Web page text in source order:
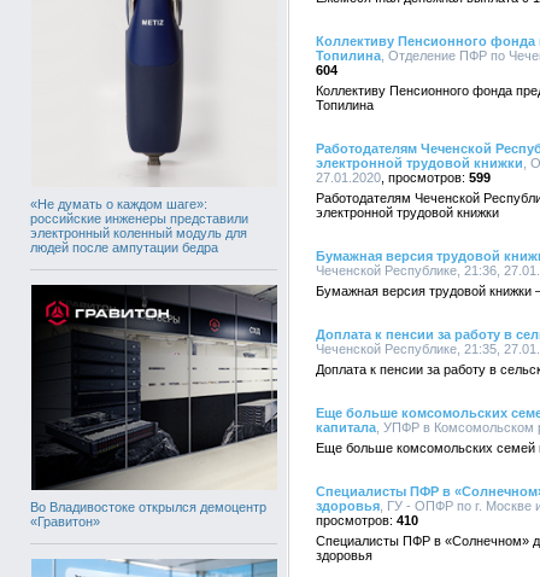
«Не думать о каждом шаге»:
российские инженеры представили
электронный коленный модуль для
людей после ампутации бедра
Во Владивостоке открылся демоцентр
«Гравитон»
Коллективу Пенсионного фонда
Топилина , Отделение ПФР по
604
Коллективу Пенсионного фонда
Топилина
Работодателям Чеченской
электронной трудовой книжки ,
27.01.2020
599
Работодателям Чеченской
электронной трудовой книжки
Бумажная версия трудовой
Чеченской Республике, 21:36,
Бумажная версия трудовой книжки
Доплата к пенсии за работу в
Чеченской Республике, 21:35,
Доплата к пенсии за работу в
Еще больше комсомольских
капитала , УПФР в Комсомольском
Еще больше комсомольских семей
Специалисты ПФР в
здоровья , ГУ - ОПФР по г. Москве
410
Специалисты ПФР в «Солнечном»
здоровья